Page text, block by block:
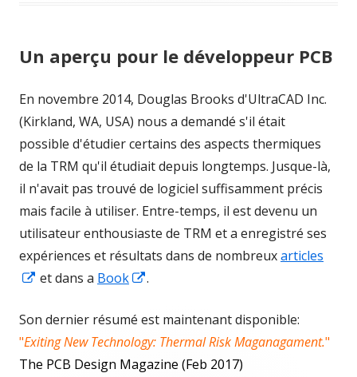
Un aperçu pour le développeur PCB
En novembre 2014, Douglas Brooks d'UltraCAD Inc.
(Kirkland, WA, USA) nous a demandé s'il était
possible d'étudier certains des aspects thermiques
de la TRM qu'il étudiait depuis longtemps. Jusque-là,
il n'avait pas trouvé de logiciel suffisamment précis
mais facile à utiliser. Entre-temps, il est devenu un
utilisateur enthousiaste de TRM et a enregistré ses
expériences et résultats dans de nombreuxarticles
Opens
a
new
window
et dans a Book
Opens
a
new
window
.
Son dernier résumé est maintenant disponible:
"Exiting New Technology: Thermal Risk Maganagament."
The PCB Design Magazine (Feb 2017)